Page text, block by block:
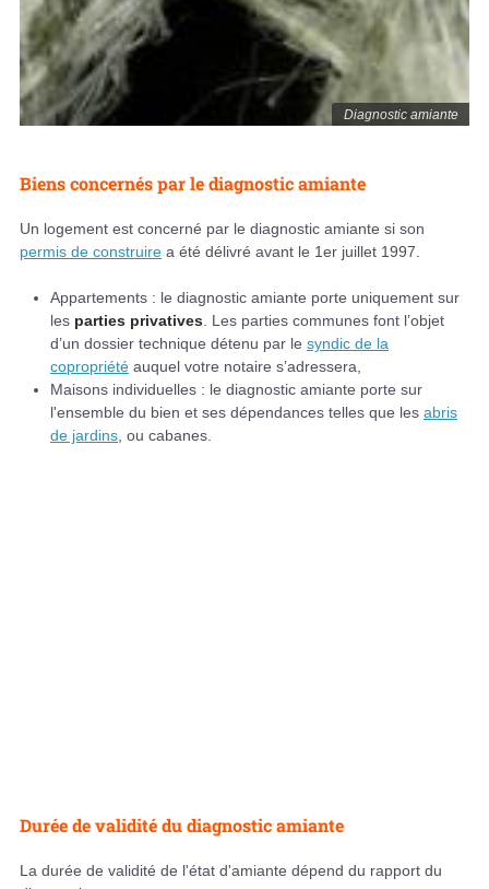
Diagnostic amiante
Biens concernés par le diagnostic amiante
Un logement est concerné par le diagnostic amiante si son
permis de construire a été délivré avant le 1er juillet 1997.
Appartements : le diagnostic amiante porte uniquement sur
les parties privatives . Les parties communes font l’objet
d’un dossier technique détenu par le syndic de la
copropriété auquel votre notaire s’adressera,
Maisons individuelles : le diagnostic amiante porte sur
l'ensemble du bien et ses dépendances telles que les abris
de jardins , ou cabanes.
Durée de validité du diagnostic amiante
La durée de validité de l'état d'amiante dépend du rapport du